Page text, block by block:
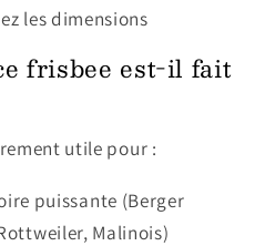
les dimensions
frisbee est-il fait
utile pour :
puissante (Berger
Malinois)